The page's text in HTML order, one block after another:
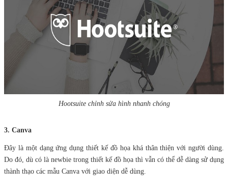
Hootsuite chỉnh sửa hình nhanh chóng
3. Canva
Đây là một dạng ứng dụng thiết kế đồ họa khá thân thiện với người dùng.
Do đó, dù có là newbie trong thiết kế đồ họa thì vẫn có thể dễ dàng sử dụng
thành thạo các mẫu Canva với giao diện dễ dùng.